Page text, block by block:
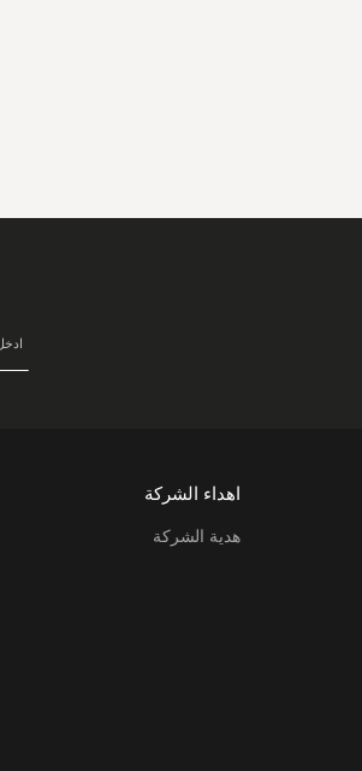
اهداء الشركة
هدية الشركة